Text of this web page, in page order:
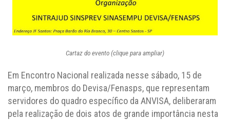
Cartaz do evento (clique para ampliar)
Em Encontro Nacional realizada nesse sábado, 15 de
março, membros do Devisa/Fenasps, que representam
servidores do quadro específico da ANVISA, deliberaram
pela realização de dois atos de grande importância nesta